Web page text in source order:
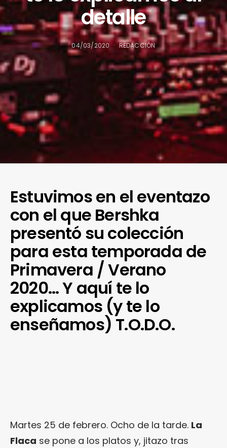
detalle
04/03/2020 REDACCIÓN
Estuvimos en el eventazo
con el que Bershka
presentó su colección
para esta temporada de
Primavera / Verano
2020… Y aquí te lo
explicamos (y te lo
enseñamos) T.O.D.O.
Martes 25 de febrero. Ocho de la tarde. La
Flaca se pone a los platos y, jitazo tras